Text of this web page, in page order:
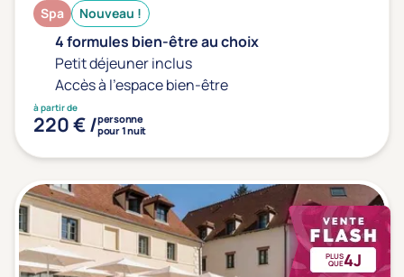
Spa Nouveau !
4 formules bien-être au choix
Petit déjeuner inclus
Accès à l'espace bien-être
à partir de
220 € /personne
pour 1 nuit
PLUS
QUE4J